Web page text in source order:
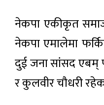
नेकपा एकीकृत
नेकपा एमालेमा
दुई जना सांसद एबम्
र कुलवीर चौधरी